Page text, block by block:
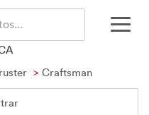
Craftsman